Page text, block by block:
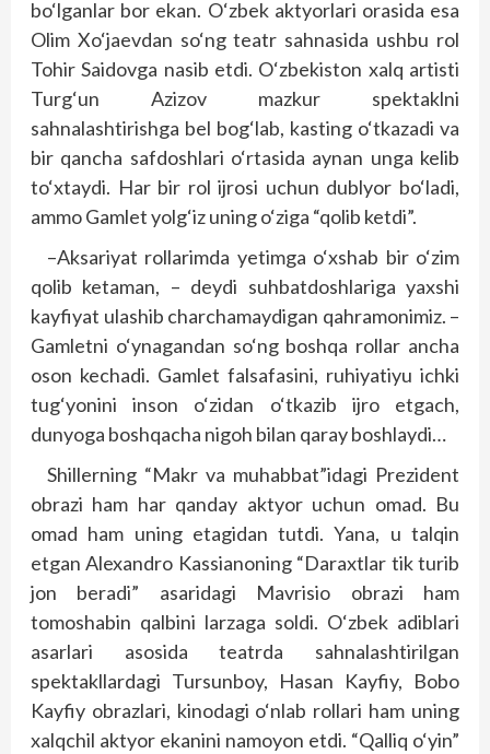
bo‘lganlar bor ekan. O‘zbek aktyorlari orasida esa
Olim Xo‘jaevdan so‘ng teatr sahnasida ushbu rol
Tohir Saidovga nasib etdi. O‘zbekiston xalq artisti
Turg‘un Azizov mazkur spektaklni
sahnalashtirishga bel bog‘lab, kasting o‘tkazadi va
bir qancha safdoshlari o‘rtasida aynan unga kelib
to‘xtaydi. Har bir rol ijrosi uchun dublyor bo‘ladi,
ammo Gamlet yolg‘iz uning o‘ziga “qolib ketdi”.
–Aksariyat rollarimda yetimga o‘xshab bir o‘zim
qolib ketaman, – deydi suhbatdoshlariga yaxshi
kayfiyat ulashib charchamaydigan qahramonimiz. –
Gamletni o‘ynagandan so‘ng boshqa rollar ancha
oson kechadi. Gamlet falsafasini, ruhiyatiyu ichki
tug‘yonini inson o‘zidan o‘tkazib ijro etgach,
dunyoga boshqacha nigoh bilan qaray boshlaydi…
Shillerning “Makr va muhabbat”idagi Prezident
obrazi ham har qanday aktyor uchun omad. Bu
omad ham uning etagidan tutdi. Yana, u talqin
etgan Alexandro Kassianoning “Daraxtlar tik turib
jon beradi” asaridagi Mavrisio obrazi ham
tomoshabin qalbini larzaga soldi. O‘zbek adiblari
asarlari asosida teatrda sahnalashtirilgan
spektakllardagi Tursunboy, Hasan Kayfiy, Bobo
Kayfiy obrazlari, kinodagi o‘nlab rollari ham uning
xalqchil aktyor ekanini namoyon etdi. “Qalliq o‘yin”